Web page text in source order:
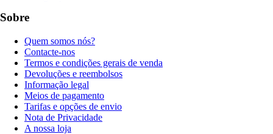
Sobre
Quem somos nós?
Contacte-nos
Termos e condições gerais de venda
Devoluções e reembolsos
Informação legal
Meios de pagamento
Tarifas e opções de envio
Nota de Privacidade
A nossa loja